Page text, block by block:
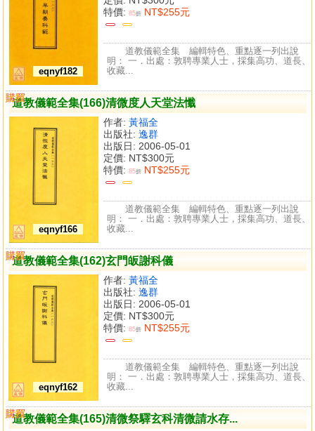
eqnyf182
特價: 85折 NT$255元
道教儀範全集 編輯特色、重點逐一列出說
明： 一．出處：敦聘專業人士，採集高功、道長、
收藏...
道教儀範全集(166)清微度人天堂法懺
eqnyf166
作者: 黃福全
出版社: 逸群
出版日: 2006-05-01
定價: NT$300元
特價: 85折 NT$255元
購買
比較
道教儀範全集 編輯特色、重點逐一列出說
明： 一．出處：敦聘專業人士，採集高功、道長、
收藏...
道教儀範全集(162)玄門皈謝科儀
eqnyf162
作者: 黃福全
出版社: 逸群
出版日: 2006-05-01
定價: NT$300元
特價: 85折 NT$255元
購買
比較
道教儀範全集 編輯特色、重點逐一列出說
明： 一．出處：敦聘專業人士，採集高功、道長、
收藏...
道教儀範全集(165)清微祭驛玄科清微請水存...
購買
比較